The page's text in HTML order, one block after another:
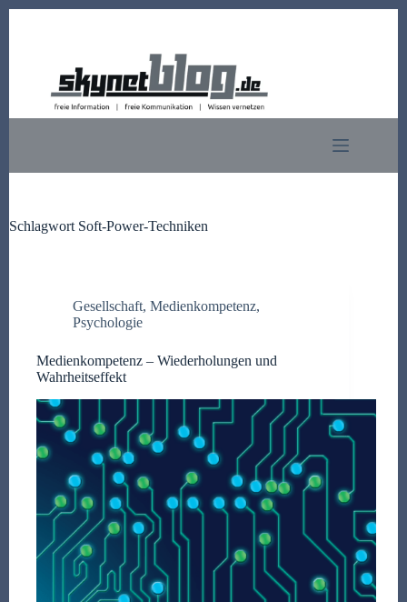
Schlagwort Soft-Power-Techniken
Gesellschaft, Medienkompetenz,
Psychologie
Medienkompetenz – Wiederholungen und
Wahrheitseffekt